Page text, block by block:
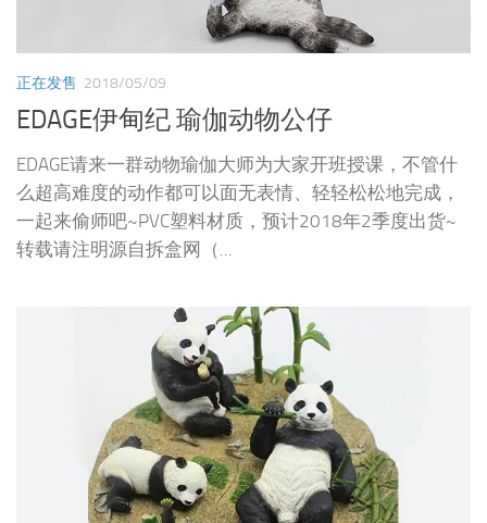
正在发售 2018/05/09
EDAGE伊甸纪 瑜伽动物公仔
EDAGE请来一群动物瑜伽大师为大家开班授课，不管什
么超高难度的动作都可以面无表情、轻轻松松地完成，
一起来偷师吧~PVC塑料材质，预计2018年2季度出货~
转载请注明源自拆盒网（...